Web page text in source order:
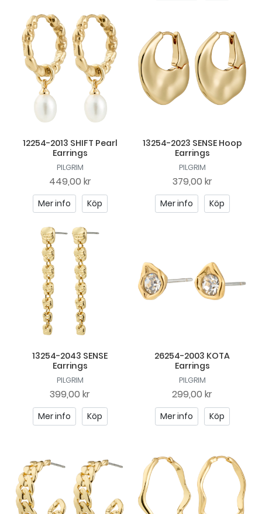
12254-2013 SHIFT Pearl
Earrings
PILGRIM
449,00 kr
Mer info Köp
13254-2023 SENSE Hoop
Earrings
PILGRIM
379,00 kr
Mer info Köp
13254-2043 SENSE
Earrings
PILGRIM
399,00 kr
Mer info Köp
26254-2003 KOTA
Earrings
PILGRIM
299,00 kr
Mer info Köp